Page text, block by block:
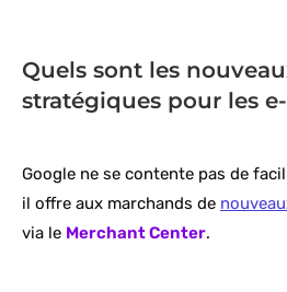
Quels sont les
stratégiques pour les
Google ne se contente pas de
il offre aux marchands de
via le Merchant Center.